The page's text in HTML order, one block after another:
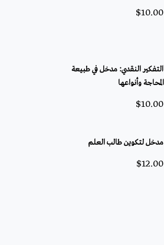
$10.00
التفكير النقدي: مدخل في طبيعة
المحاجة وأنواعها
$10.00
مدخل لتكوين طالب العلم
$12.00